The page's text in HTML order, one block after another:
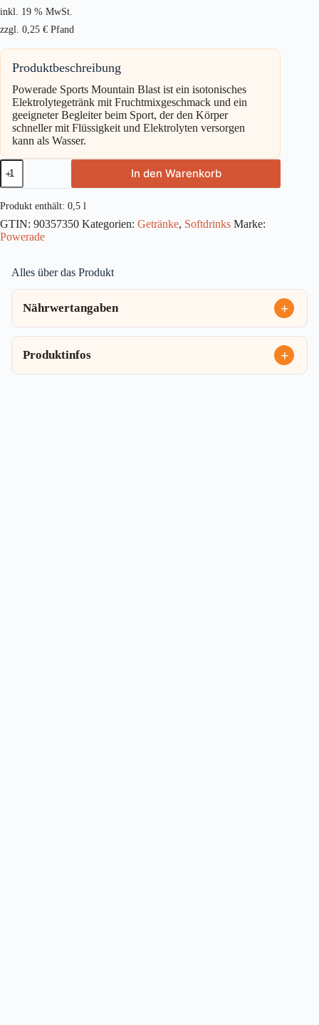
inkl. 19 % MwSt.
zzgl. 0,25 € Pfand
Produktbeschreibung
Powerade Sports Mountain Blast ist ein isotonisches
Elektrolytegetränk mit Fruchtmixgeschmack und ein
geeigneter Begleiter beim Sport, der den Körper
schneller mit Flüssigkeit und Elektrolyten versorgen
kann als Wasser.
Powerade
Mountain
Blast
0,5l
Menge
In den Warenkorb
Produkt enthält: 0,5 l
GTIN: 90357350 Kategorien: Getränke, Softdrinks Marke:
Powerade
Alles über das Produkt
Nährwertangaben
Produktinfos